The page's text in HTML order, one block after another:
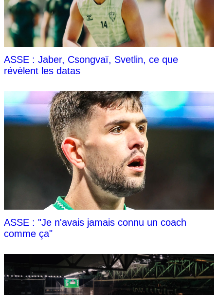
ASSE : Jaber, Csongvaï, Svetlin, ce que
révèlent les datas
ASSE : "Je n'avais jamais connu un coach
comme ça"